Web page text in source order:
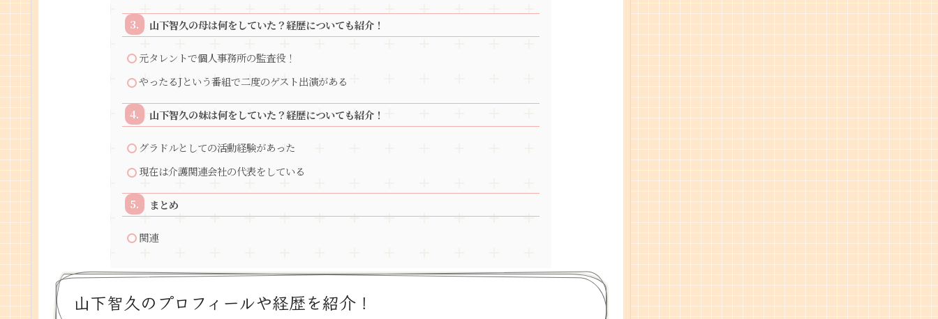
山下智久の母は何をしていた？経歴についても紹介！
元タレントで個人事務所の監査役！
やったるJという番組で二度のゲスト出演がある
山下智久の妹は何をしていた？経歴についても紹介！
グラドルとしての活動経験があった
現在は介護関連会社の代表をしている
まとめ
関連
山下智久のプロフィールや経歴を紹介！